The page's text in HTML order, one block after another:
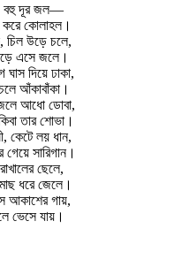
বহু দূর জল—
করে কোলাহল।
চিল উড়ে চলে,
এসে জলে।
ঘাস দিয়ে ঢাকা,
আঁকাবাঁকা।
আধো ডোবা,
তার শোভা।
কেটে লয় ধান,
গেয়ে সারিগান।
ছেলে,
ধরে জেলে।
আকাশের গায়,
ভেসে যায়।